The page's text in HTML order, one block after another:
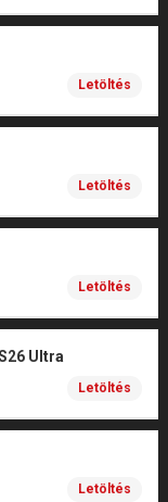
Letöltés
Letöltés
Letöltés
Ultra
Letöltés
Letöltés